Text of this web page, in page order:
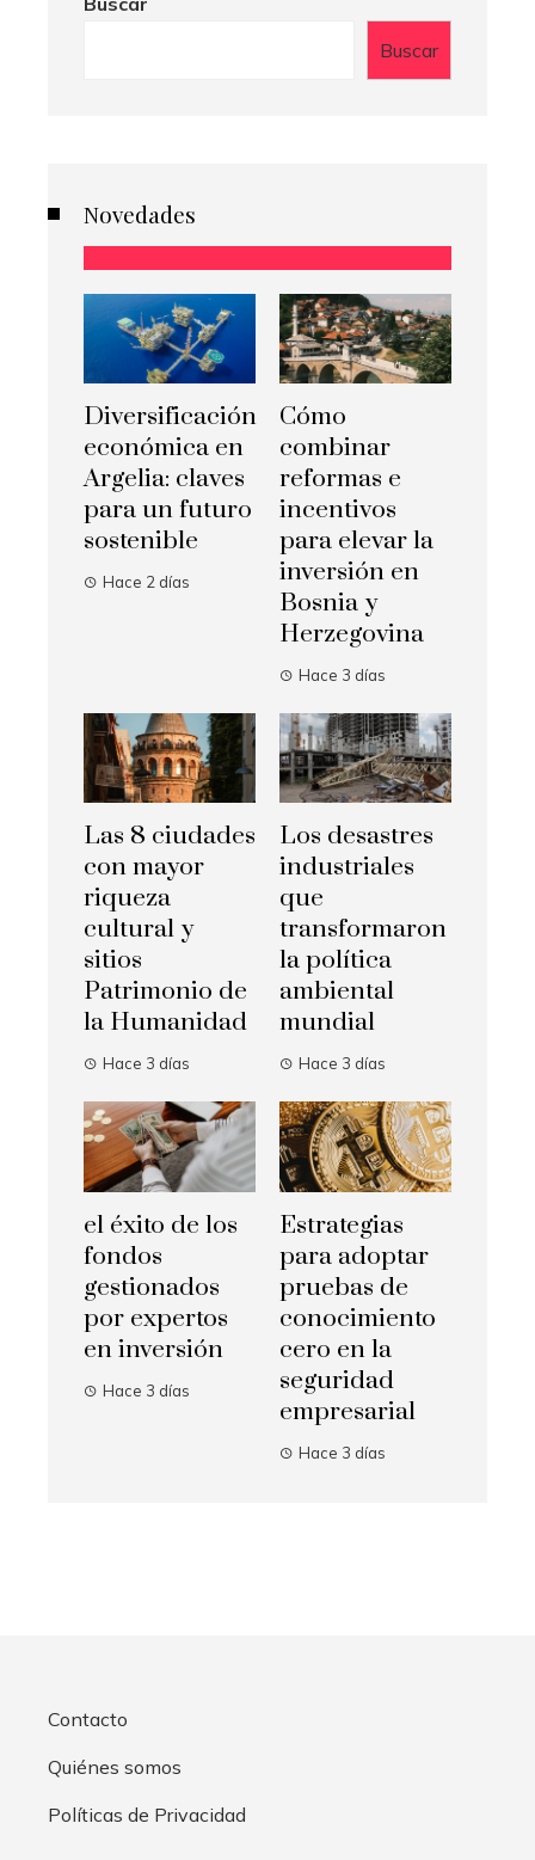
Buscar
Novedades
Diversificación
económica en
Argelia: claves
para un futuro
sostenible
Hace 2 días
Cómo
combinar
reformas e
incentivos
para elevar la
inversión en
Bosnia y
Herzegovina
Hace 3 días
Las 8 ciudades
con mayor
riqueza
cultural y
sitios
Patrimonio de
la Humanidad
Hace 3 días
Los desastres
industriales
que
transformaron
la política
ambiental
mundial
Hace 3 días
el éxito de los
fondos
gestionados
por expertos
en inversión
Hace 3 días
Estrategias
para adoptar
pruebas de
conocimiento
cero en la
seguridad
empresarial
Hace 3 días
Contacto
Quiénes somos
Políticas de Privacidad